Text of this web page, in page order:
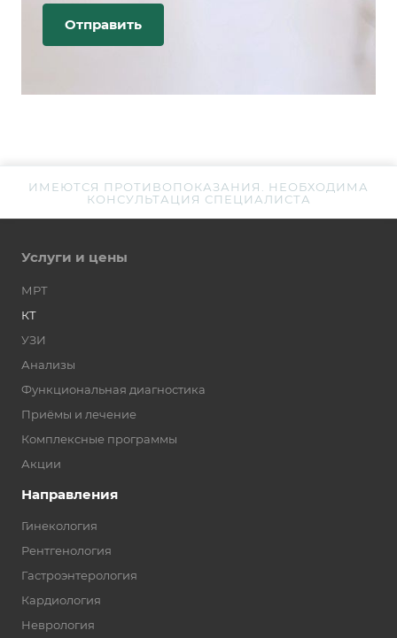
ИМЕЮТСЯ ПРОТИВОПОКАЗАНИЯ. НЕОБХОДИМА
КОНСУЛЬТАЦИЯ СПЕЦИАЛИСТА
Услуги и цены
МРТ
КТ
УЗИ
Анализы
Функциональная диагностика
Приёмы и лечение
Комплексные программы
Акции
Направления
Гинекология
Рентгенология
Гастроэнтерология
Кардиология
Неврология